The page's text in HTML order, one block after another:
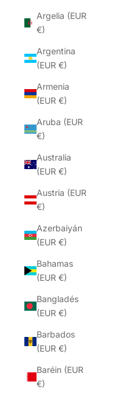
Argelia (EUR
€)
Argentina
(EUR €)
Armenia
(EUR €)
Aruba (EUR
€)
Australia
(EUR €)
Austria (EUR
€)
Azerbaiyán
(EUR €)
Bahamas
(EUR €)
Bangladés
(EUR €)
Barbados
(EUR €)
Baréin (EUR
€)